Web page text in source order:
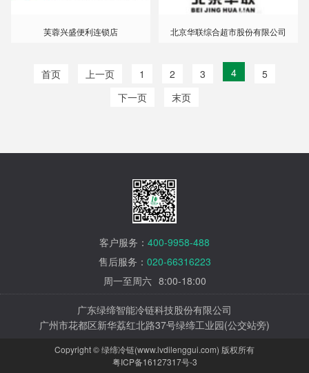
芙蓉兴盛便利连锁店 北京华联综合超市股份有限公司
首页 上一页 1 2 3 4
5
下一页
末页
客户服务： 400-9958-488
售后服务： 020-66316223
周一至周六 8:00-18:00
广东绿缔智能冷链科技股份有限公司
广州市花都区新华荔红北路37号绿缔工业园(公交站旁)
Copyright © 绿缔冷链(www.lvdilenggui.com) 版权所有
粤ICP备16127317号-3